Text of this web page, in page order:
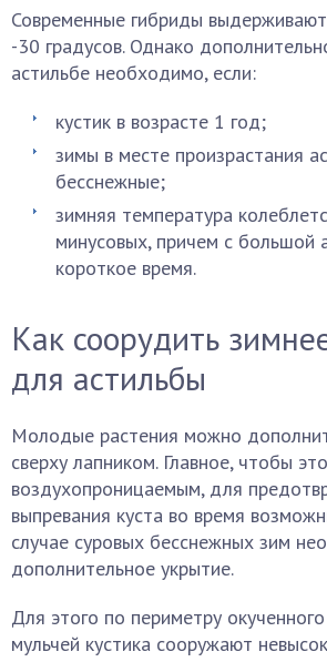
Современные гибриды
-30 градусов. Однако
астильбе необходимо, если:
кустик в возрасте 1 год;
зимы в месте произрастания
бесснежные;
зимняя температура
минусовых, причем с большой
короткое время.
Как соорудить
для астильбы
Молодые растения можно
сверху лапником. Главное, чтобы
воздухопроницаемым, для
выпревания куста во время
случае суровых бесснежных зим
дополнительное укрытие.
Для этого по периметру
мульчей кустика сооружают